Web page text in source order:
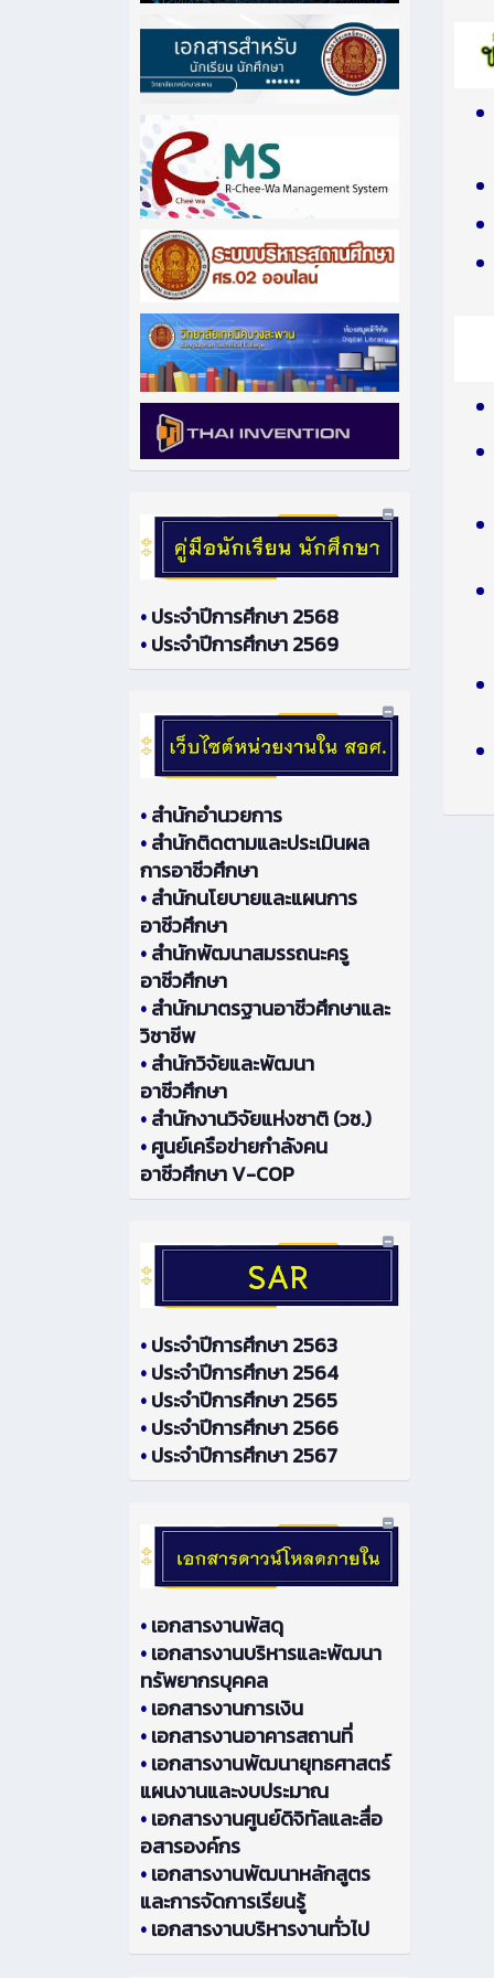
•ประจำปีการศึกษา 2568
•ประจำปีการศึกษา 2569
•สำนักอำนวยการ
•สำนักติดตามและประเมินผล
การอาชีวศึกษา
•สำนักนโยบายและแผนการ
อาชีวศึกษา
•สำนักพัฒนาสมรรถนะครู
อาชีวศึกษา
•สำนักมาตรฐานอาชีวศึกษาและ
วิชาชีพ
•สำนักวิจัยและพัฒนา
อาชีวศึกษา
•สำนักงานวิจัยแห่งชาติ (วช.)
•ศูนย์เครือข่ายกำลังคน
อาชีวศึกษา V-COP
•ประจำปีการศึกษา 2563
•ประจำปีการศึกษา 2564
•ประจำปีการศึกษา 2565
•ประจำปีการศึกษา 2566
•ประจำปีการศึกษา 2567
•เอกสารงานพัสดุ
•เอกสารงานบริหารและพัฒนา
ทรัพยากรบุคคล
•เอกสารงานการเงิน
•เอกสารงานอาคารสถานที่
•เอกสารงานพัฒนายุทธศาสตร์
แผนงานและงบประมาณ
•เอกสารงานศูนย์ดิจิทัลและสื่อ
อสารองค์กร
•เอกสารงานพัฒนาหลักสูตร
และการจัดการเรียนรู้
•เอกสารงานบริหารงานทั่วไป